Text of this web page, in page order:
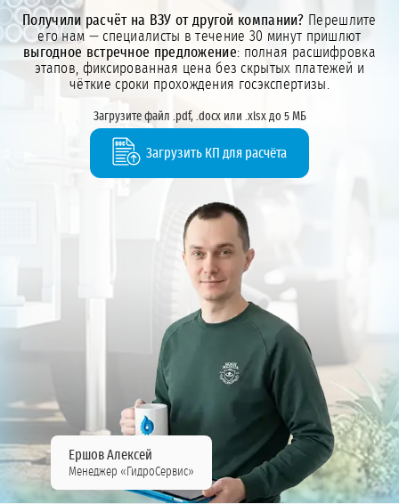
Получили расчёт на ВЗУ от другой компании? Перешлите
его нам — специалисты в течение 30 минут пришлют
выгодное встречное предложение: полная расшифровка
этапов, фиксированная цена без скрытых платежей и
чёткие сроки прохождения госэкспертизы.
Загрузите файл .pdf, .docx или .xlsx до 5 МБ
Загрузить КП для расчёта
Ершов Алексей
Менеджер «ГидроСервис»